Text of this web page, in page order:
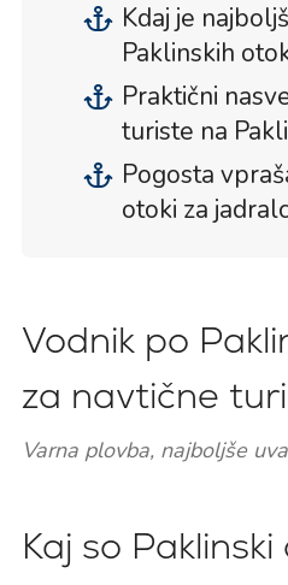
Kdaj je
Paklinskih
Praktični
turiste na
Pogosta
otoki za
Vodnik po
za navtične
Varna plovba, najboljše
Kaj so